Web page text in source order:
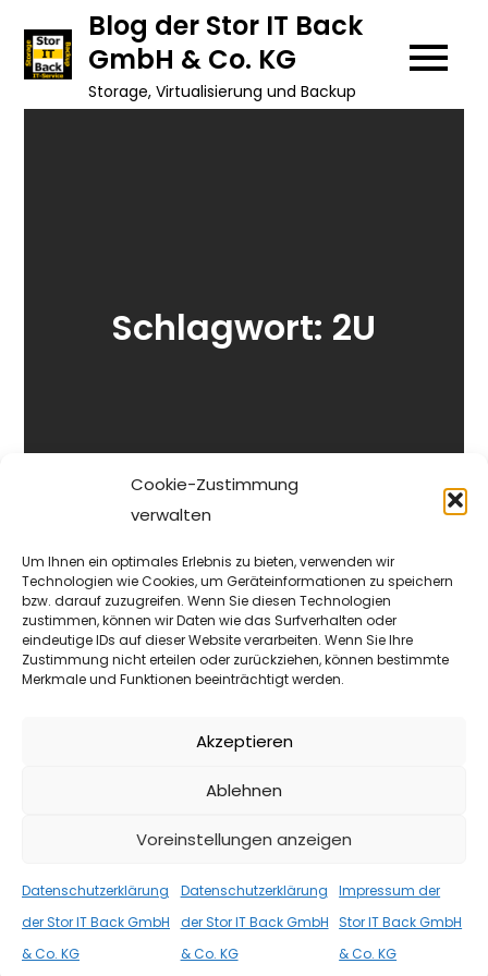
Cookie-Zustimmung
verwalten
Um Ihnen ein optimales Erlebnis zu bieten, verwenden wir
Technologien wie Cookies, um Geräteinformationen zu speichern
bzw. darauf zuzugreifen. Wenn Sie diesen Technologien
zustimmen, können wir Daten wie das Surfverhalten oder
eindeutige IDs auf dieser Website verarbeiten. Wenn Sie Ihre
Zustimmung nicht erteilen oder zurückziehen, können bestimmte
Merkmale und Funktionen beeinträchtigt werden.
Akzeptieren
Ablehnen
Voreinstellungen anzeigen
Datenschutzerklärung
der Stor IT Back GmbH
& Co. KG
Datenschutzerklärung
der Stor IT Back GmbH
& Co. KG
Impressum der
Stor IT Back GmbH
& Co. KG
content
Blog der Stor IT Back
GmbH & Co. KG
Storage, Virtualisierung und Backup
Schlagwort: 2U
ANGEBOTE,INFORMATIONEN 13. FEBRUAR 2026
Vergleich: actidata actiLib 2U und
Quantum SuperLoader 3
nicht als modular wechselbares System […]